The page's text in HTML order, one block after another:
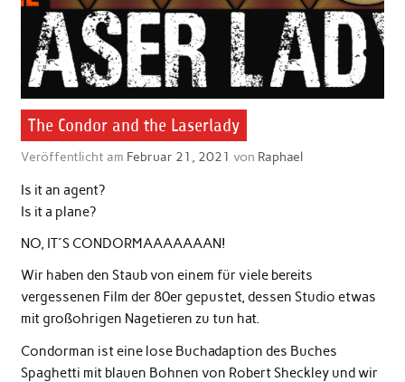
The Condor and the Laserlady
Veröffentlicht am Februar 21, 2021 von Raphael
Is it an agent?
Is it a plane?
NO, IT´S CONDORMAAAAAAAN!
Wir haben den Staub von einem für viele bereits
vergessenen Film der 80er gepustet, dessen Studio etwas
mit großohrigen Nagetieren zu tun hat.
Condorman ist eine lose Buchadaption des Buches
Spaghetti mit blauen Bohnen von Robert Sheckley und wir